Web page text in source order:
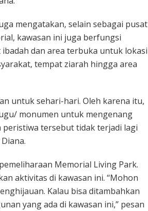
mengatakan, selain sebagai pusat
kawasan ini juga berfungsi
dan area terbuka untuk lokasi
tempat ziarah hingga area
untuk sehari-hari. Oleh karena itu,
monumen untuk mengenang
peristiwa tersebut tidak terjadi lagi
Memorial Living Park.
aktivitas di kawasan ini. “Mohon
Kalau bisa ditambahkan
yang ada di kawasan ini,” pesan